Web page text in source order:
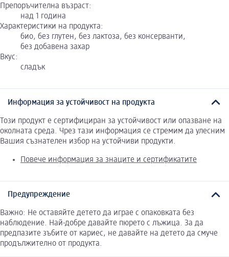
Препоръчителна възраст:
над 1 година
Характеристики на продукта:
био, без глутен, без лактоза, без консерванти,
без добавена захар
Вкус:
сладък
Информация за устойчивост на продукта
Този продукт е сертифициран за устойчивост или опазване на
околната среда. Чрез тази информация се стремим да улесним
Вашия съзнателен избор на устойчиви продукти.
Повече информация за знаците и сертификатите
Предупреждение
Важно: Не оставяйте детето да играе с опаковката без
наблюдение. Най-добре давайте пюрето с лъжица. За да
предпазите зъбите от кариес, не давайте на детето да смуче
продължително от продукта.